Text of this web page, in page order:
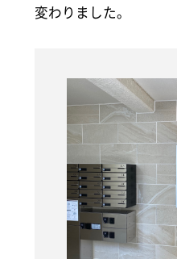
変わりました。